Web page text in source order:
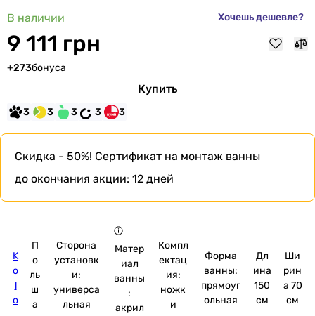
В наличии Хочешь дешевле?
9 111 грн
+273бонуса
Купить
3 3 3 3 3
Скидка - 50%! Сертификат на монтаж ванны
до окончания акции: 12 дней
K
o
l
o
П
о
ль
ш
а
Сторона
установк
и:
универса
льная
Матер
иал
ванны
:
акрил
Компл
ектац
ия:
ножк
и
Форма
ванны:
прямоуг
ольная
Дл
ина
150
см
Ши
рин
а 70
см